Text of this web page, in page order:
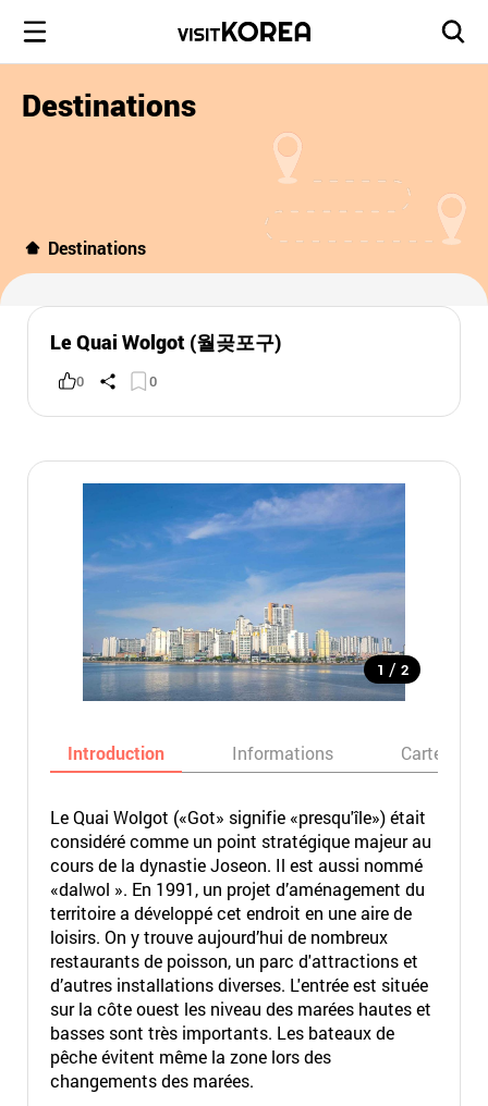
Destinations
Destinations
Le Quai Wolgot (월곶포구)
0 0
1 / 2
Introduction Informations Carte
Le Quai Wolgot («Got» signifie «presqu'île») était
considéré comme un point stratégique majeur au
cours de la dynastie Joseon. Il est aussi nommé
«dalwol ». En 1991, un projet d’aménagement du
territoire a développé cet endroit en une aire de
loisirs. On y trouve aujourd’hui de nombreux
restaurants de poisson, un parc d'attractions et
d’autres installations diverses. L'entrée est située
sur la côte ouest les niveau des marées hautes et
basses sont très importants. Les bateaux de
pêche évitent même la zone lors des
changements des marées.